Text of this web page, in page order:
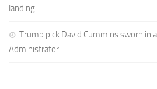
landing
Trump pick David Cummins sworn in
Administrator